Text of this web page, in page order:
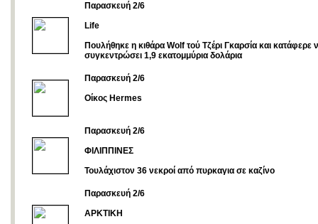
Παρασκευή 2/6
Life
Πoυλήθηκε η κιθάρα Wolf τού Τζέρι Γκαρσία και κατάφερε
συγκεντρώσει 1,9 εκατομμύρια δολάρια
Παρασκευή 2/6
Oίκος Hermes
Παρασκευή 2/6
ΦΙΛΙΠΠΙΝΕΣ
Τουλάχιστον 36 νεκροί από πυρκαγια σε καζίνο
Παρασκευή 2/6
ΑΡΚΤΙΚΗ